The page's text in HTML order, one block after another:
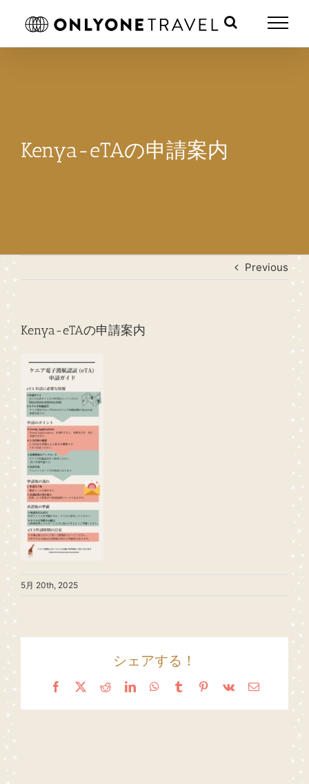
Kenya-eTAの申請案内
Previous
Kenya-eTAの申請案内
5月 20th, 2025
シェアする！
Facebook
X RedditLinkedInWhatsApp
TumblrPinterest
Vk Email